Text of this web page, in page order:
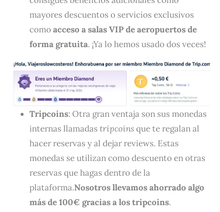
mayores descuentos o servicios exclusivos
comoacceso a salas VIP de aeropuertos de
forma gratuita. ¡Ya lo hemos usado dos veces!
Tripcoins: Otra gran ventaja son sus monedas
internas llamadas tripcoinsque te regalan al
hacer reservas y al dejar reviews. Estas
monedas se utilizan como descuento en otras
reservas que hagas dentro de la
plataforma.Nosotros llevamos ahorrado algo
más de 100€ gracias a los tripcoins.